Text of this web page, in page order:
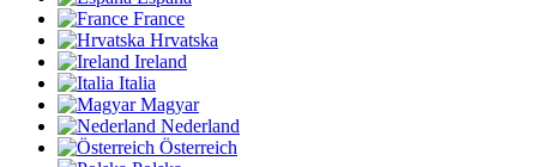
France
Hrvatska
Ireland
Italia
Magyar
Nederland
Österreich